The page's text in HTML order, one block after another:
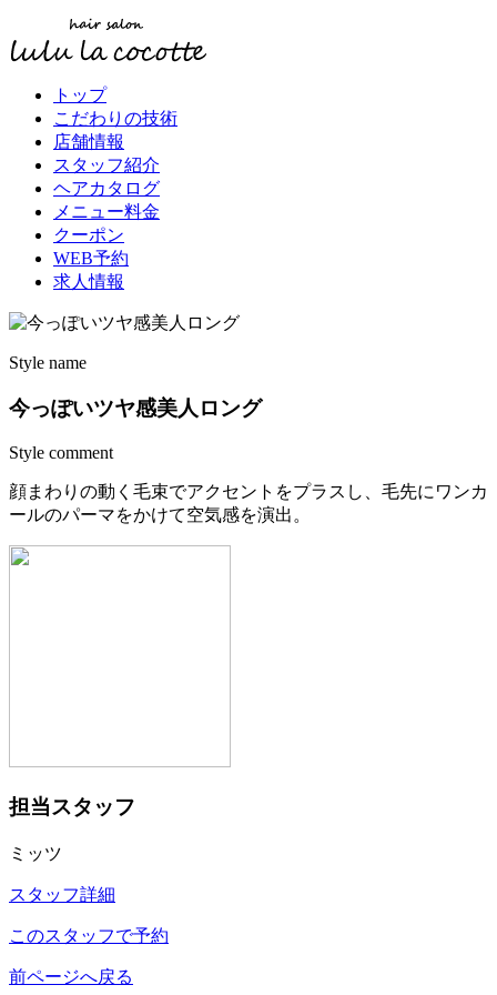
トップ
こだわりの技術
店舗情報
スタッフ紹介
ヘアカタログ
メニュー料金
クーポン
WEB予約
求人情報
Style name
今っぽいツヤ感美人ロング
Style comment
顔まわりの動く毛束でアクセントをプラスし、毛先にワンカ
ールのパーマをかけて空気感を演出。
担当スタッフ
ミッツ
スタッフ詳細
このスタッフで予約
前ページへ戻る